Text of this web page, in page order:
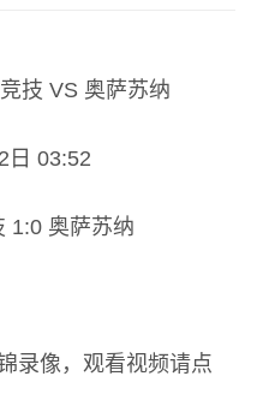
技 VS 奥萨苏纳
日 03:52
1:0 奥萨苏纳
录像，观看视频请点